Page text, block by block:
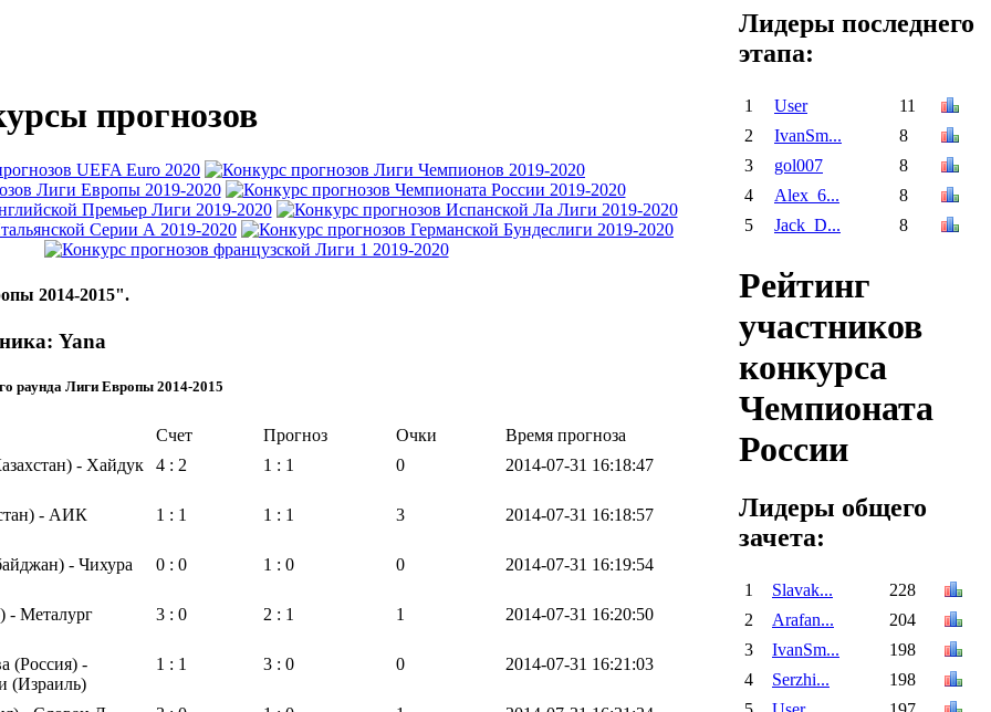
прогнозов
2014-2015".
Yana
раунда Лиги Европы 2014-2015
Счет Прогноз Очки
Время прогноза
- Хайдук
4 : 2 1 : 1 0 2014-07-31 16:18:47
- АИК
1 : 1 1 : 1 3 2014-07-31 16:18:57
- Чихура
0 : 0 1 : 0 0 2014-07-31 16:19:54
- Металург
3 : 0 2 : 1 1 2014-07-31 16:20:50
(Россия) -
(Израиль)
1 : 1 3 : 0 0 2014-07-31 16:21:03
Лидеры последнего
этапа:
1 User
11
2
IvanSm...
8
3
gol007
8
4
Alex_6...
8
5
Jack_D... 8
Рейтинг
участников
конкурса
Чемпионата
России
Лидеры общего
зачета:
1 Slavak...
228
2
Arafan...
204
3
IvanSm...
198
4
Serzhi...
198